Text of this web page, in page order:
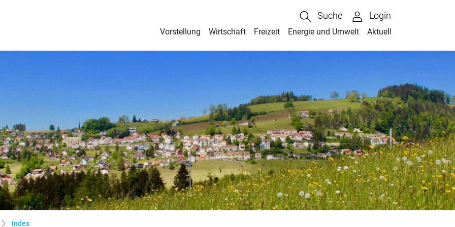
Suche Login
Vorstellung Wirtschaft Freizeit Energie und Umwelt Aktuell
Index(ausgewählt)